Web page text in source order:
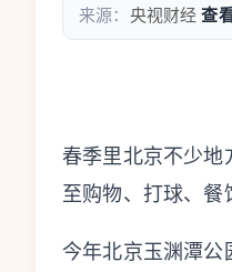
来源： 央视财经 查
春季里北京不少地
至购物、打球、餐
今年北京玉渊潭公